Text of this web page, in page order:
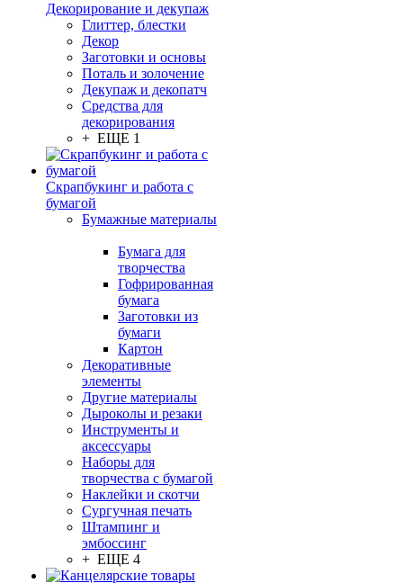
Декорирование и декупаж
Глиттер, блестки
Декор
Заготовки и основы
Поталь и золочение
Декупаж и декопатч
Средства для
декорирования
+ ЕЩЕ 1
Скрапбукинг и работа с
бумагой
Бумажные материалы
Бумага для
творчества
Гофрированная
бумага
Заготовки из
бумаги
Картон
Декоративные
элементы
Другие материалы
Дыроколы и резаки
Инструменты и
аксессуары
Наборы для
творчества с бумагой
Наклейки и скотчи
Сургучная печать
Штампинг и
эмбоссинг
+ ЕЩЕ 4